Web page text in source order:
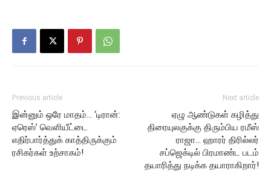
Previous article
இன்னும் ஒரே மாதம்… ‘டிரான்:
ஏரெஸ்’ வெளியீட்டை
எதிர்பார்த்துக் காத்திருக்கும்
ரசிகர்கள் உற்சாகம்!
Next article
ஏழு ஆண்டுகள் கழித்து
திரையுலகுக்கு திரும்பிய ரமீஸ்
ராஜா… ஹாரர் திரில்லர்
சப்ஜெக்டில் பிரமாண்ட படம்
தயாரித்து நடிக்க தயாராகிறார்!